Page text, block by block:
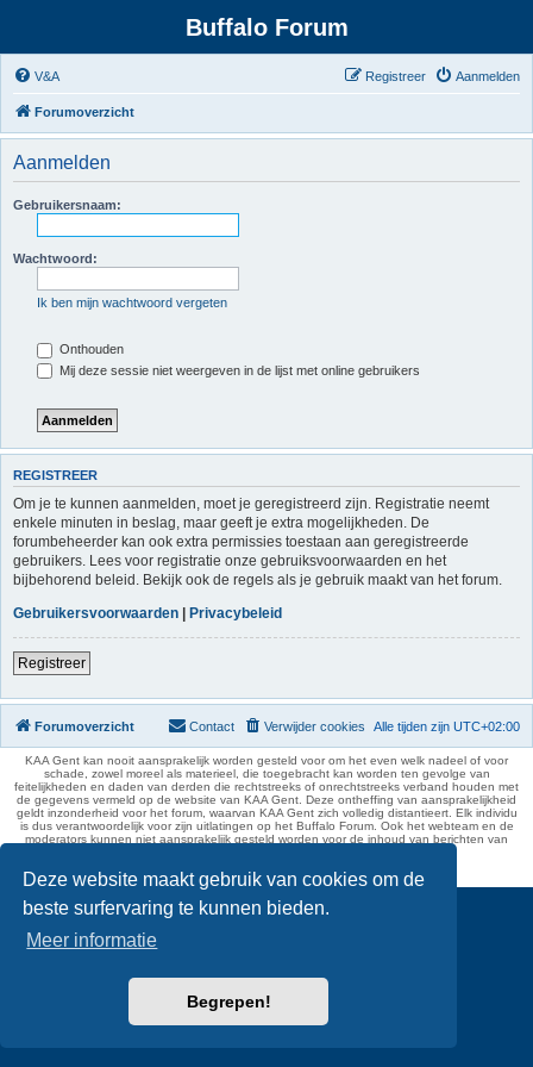
Deze website maakt gebruik van cookies om de
beste surfervaring te kunnen bieden.
Meer informatie
Begrepen!
Buffalo Forum
V&A Aanmelden
Registreer
Forumoverzicht
Aanmelden
Gebruikersnaam:
Wachtwoord:
Ik ben mijn wachtwoord vergeten
Onthouden
Mij deze sessie niet weergeven in de lijst met online gebruikers
REGISTREER
Om je te kunnen aanmelden, moet je geregistreerd zijn. Registratie neemt
enkele minuten in beslag, maar geeft je extra mogelijkheden. De
forumbeheerder kan ook extra permissies toestaan aan geregistreerde
gebruikers. Lees voor registratie onze gebruiksvoorwaarden en het
bijbehorend beleid. Bekijk ook de regels als je gebruik maakt van het forum.
Gebruikersvoorwaarden | Privacybeleid
Registreer
Forumoverzicht Alle tijden zijn UTC+02:00
Verwijder cookies
Contact
KAA Gent kan nooit aansprakelijk worden gesteld voor om het even welk nadeel of voor
schade, zowel moreel als materieel, die toegebracht kan worden ten gevolge van
feitelijkheden en daden van derden die rechtstreeks of onrechtstreeks verband houden met
de gegevens vermeld op de website van KAA Gent. Deze ontheffing van aansprakelijkheid
geldt inzonderheid voor het forum, waarvan KAA Gent zich volledig distantieert. Elk individu
is dus verantwoordelijk voor zijn uitlatingen op het Buffalo Forum. Ook het webteam en de
moderators kunnen niet aansprakelijk gesteld worden voor de inhoud van berichten van